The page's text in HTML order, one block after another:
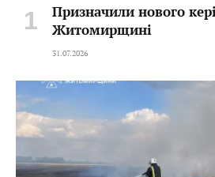
Призначили нового
Житомирщині
31.07.2026